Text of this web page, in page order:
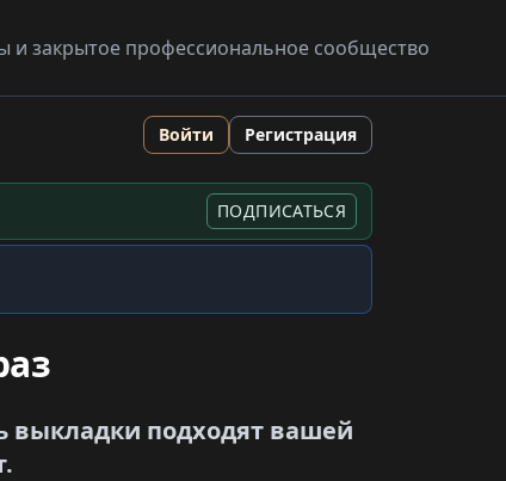
и закрытое профессиональное сообщество
Войти Регистрация
ПОДПИСАТЬСЯ
выкладки подходят вашей